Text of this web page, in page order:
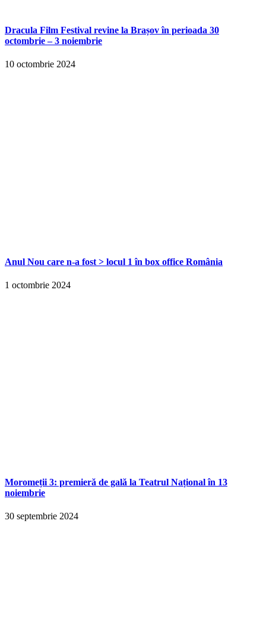
Dracula Film Festival revine la Brașov în perioada 30
octombrie – 3 noiembrie
10 octombrie 2024
Anul Nou care n-a fost > locul 1 în box office România
1 octombrie 2024
Moromeții 3: premieră de gală la Teatrul Național în 13
noiembrie
30 septembrie 2024